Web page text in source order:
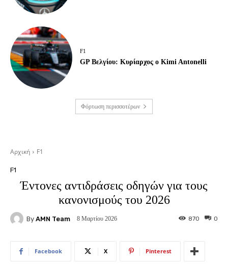
F1
GP Βελγίου: Κυρίαρχος ο Kimi Antonelli
Φόρτωση περισσοτέρων